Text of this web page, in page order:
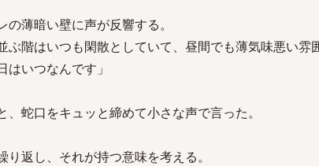
薄暗い壁に声が反響する。
階はいつも閑散としていて、昼間でも薄気味悪い雰
はいつなんです」
蛇口をキュッと締めて小さな声で言った。
返し、それが持つ意味を考える。